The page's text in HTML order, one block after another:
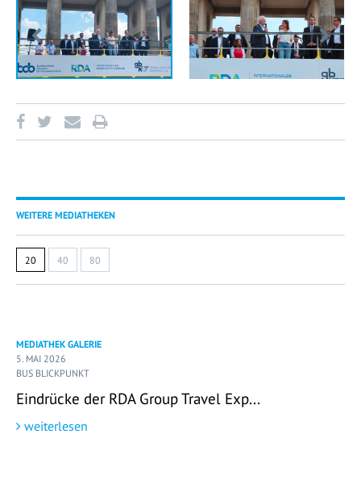
WEITERE MEDIATHEKEN
20 40 80
MEDIATHEK GALERIE
5. MAI 2026
BUS BLICKPUNKT
Eindrücke der RDA Group Travel Exp...
weiterlesen